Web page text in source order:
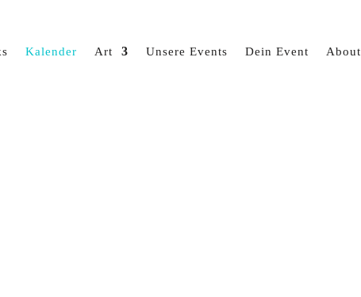
Kalender Art Unsere Events Dein Event About